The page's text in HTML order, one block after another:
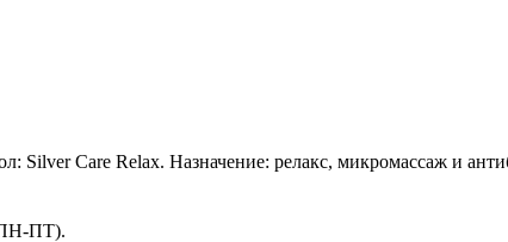
Care Relax. Назначение: релакс, микромассаж и
ПТ).